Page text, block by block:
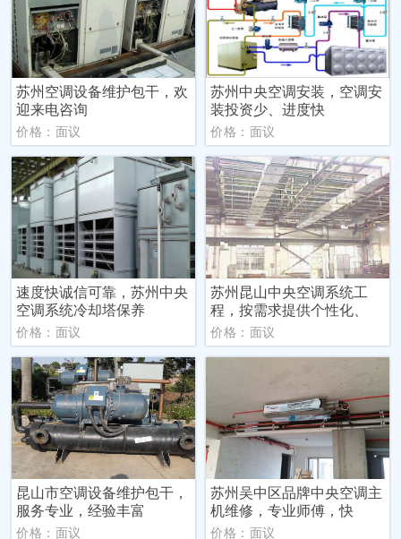
苏州空调设备维护包干，欢
迎来电咨询
价格：面议
苏州中央空调安装，空调安
装投资少、进度快
价格：面议
速度快诚信可靠，苏州中央
空调系统冷却塔保养
价格：面议
苏州昆山中央空调系统工
程，按需求提供个性化、
价格：面议
昆山市空调设备维护包干，
服务专业，经验丰富
价格：面议
苏州吴中区品牌中央空调主
机维修，专业师傅，快
价格：面议